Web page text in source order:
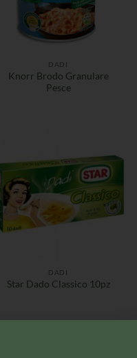
DADI
Knorr Brodo Granulare
Pesce
DADI
Star Dado Classico 10pz